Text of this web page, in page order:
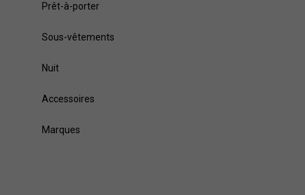
Prêt-à-porter
Sous-vêtements
Nuit
Accessoires
Marques